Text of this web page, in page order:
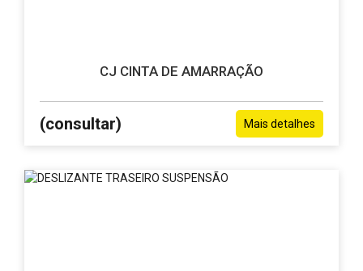
CJ CINTA DE AMARRAÇÃO
(consultar) Mais detalhes